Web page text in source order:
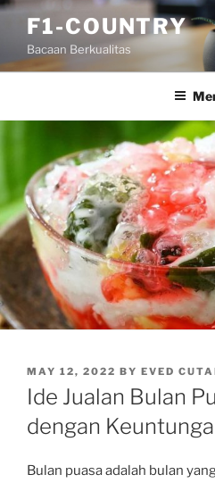
Skip
content
F1-COUNTRY
Bacaan Berkualitas
POSTED
ON
MAY 12, 2022 BY EVED
Ide Jualan Bulan
dengan
Bulan puasa adalah bulan